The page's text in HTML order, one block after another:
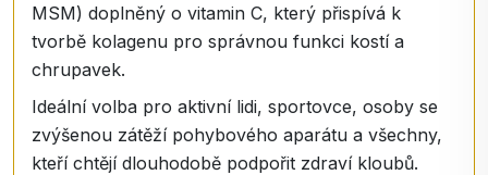
MSM) doplněný o vitamin C, který přispívá k
tvorbě kolagenu pro správnou funkci kostí a
chrupavek.
Ideální volba pro aktivní lidi, sportovce, osoby se
zvýšenou zátěží pohybového aparátu a všechny,
kteří chtějí dlouhodobě podpořit zdraví kloubů.